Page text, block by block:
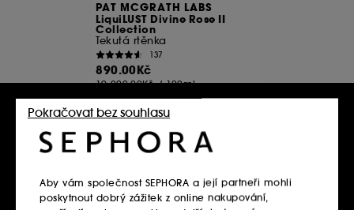
PAT MCGRATH LABS
LiquiLUST Divine Rose II
Collection
Tekutá rtěnka
137
890.00Kč
19 000.00Kč /100ml
Vložit do košíku
Aby vám společnost SEPHORA a její partneři mohli
poskytnout dobrý zážitek z online nakupování,
Pokračovat bez souhlasu